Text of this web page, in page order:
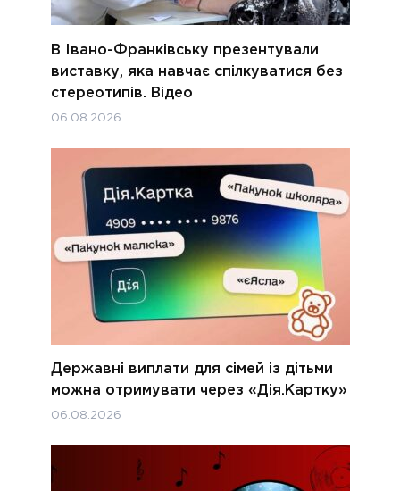
В Івано-Франківську презентували
виставку, яка навчає спілкуватися без
стереотипів. Відео
06.08.2026
Державні виплати для сімей із дітьми
можна отримувати через «Дія.Картку»
06.08.2026